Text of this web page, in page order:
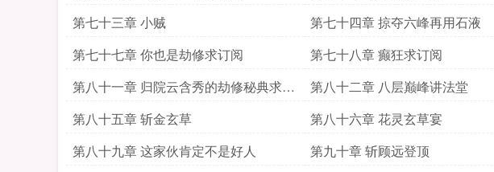
第七十三章 小贼
第七十四章 掠夺六峰再用石液
第七十七章 你也是劫修求订阅
第七十八章 癫狂求订阅
第八十一章 归院云含秀的劫修秘典求订
阅
第八十二章 八层巅峰讲法堂
第八十五章 斩金玄草
第八十六章 花灵玄草宴
第八十九章 这家伙肯定不是好人
第九十章 斩顾远登顶